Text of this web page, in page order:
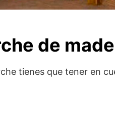
de
tienes que tener en